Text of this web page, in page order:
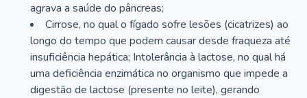
agrava a saúde do pâncreas;
Cirrose, no qual o fígado sofre lesões (cicatrizes) ao
longo do tempo que podem causar desde fraqueza até
insuficiência hepática; Intolerância à lactose, no qual há
uma deficiência enzimática no organismo que impede a
digestão de lactose (presente no leite), gerando